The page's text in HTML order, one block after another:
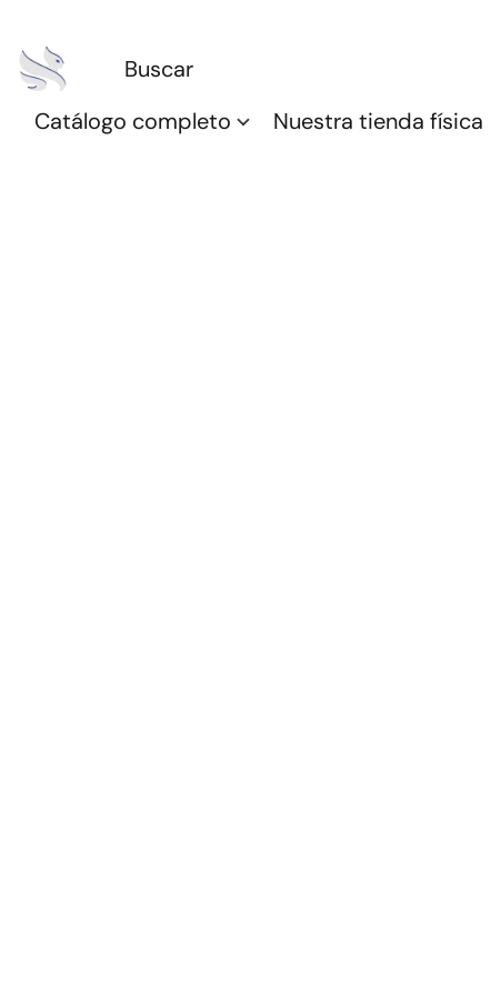
Catálogo completo Nuestra tienda física